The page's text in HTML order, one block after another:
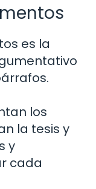
es la
los
la tesis y
y
cada